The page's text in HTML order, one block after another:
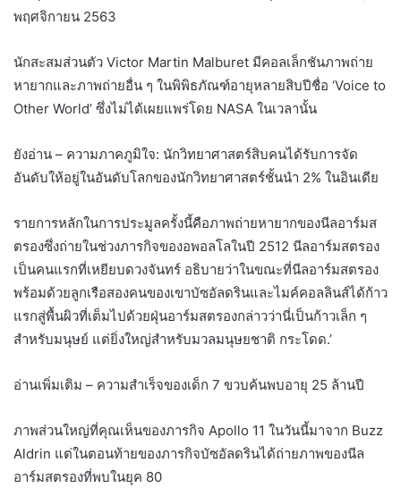
พฤศจิกายน 2563
นักสะสมส่วนตัว Victor Martin Malburet มีคอลเล็กชันภาพถ่าย
หายากและภาพถ่ายอื่น ๆ ในพิพิธภัณฑ์อายุหลายสิบปีชื่อ ‘Voice to
Other World’ ซึ่งไม่ได้เผยแพร่โดย NASA ในเวลานั้น
ยังอ่าน – ความภาคภูมิใจ: นักวิทยาศาสตร์สิบคนได้รับการจัด
อันดับให้อยู่ในอันดับโลกของนักวิทยาศาสตร์ชั้นนำ 2% ในอินเดีย
รายการหลักในการประมูลครั้งนี้คือภาพถ่ายหายากของนีลอาร์มส
ตรองซึ่งถ่ายในช่วงภารกิจของอพอลโลในปี 2512 นีลอาร์มสตรอง
เป็นคนแรกที่เหยียบดวงจันทร์ อธิบายว่าในขณะที่นีลอาร์มสตรอง
พร้อมด้วยลูกเรือสองคนของเขาบัซอัลดรินและไมค์คอลลินส์ได้ก้าว
แรกสู่พื้นผิวที่เต็มไปด้วยฝุ่นอาร์มสตรองกล่าวว่านี่เป็นก้าวเล็ก ๆ
สำหรับมนุษย์ แต่ยิ่งใหญ่สำหรับมวลมนุษยชาติ กระโดด.’
อ่านเพิ่มเติม – ความสำเร็จของเด็ก 7 ขวบค้นพบอายุ 25 ล้านปี
ภาพส่วนใหญ่ที่คุณเห็นของภารกิจ Apollo 11 ในวันนี้มาจาก Buzz
Aldrin แต่ในตอนท้ายของภารกิจบัซอัลดรินได้ถ่ายภาพของนีล
อาร์มสตรองที่พบในยุค 80